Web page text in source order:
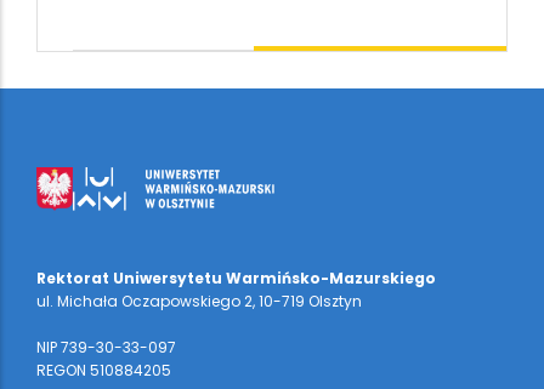
Rektorat Uniwersytetu Warmińsko-Mazurskiego
ul. Michała Oczapowskiego 2, 10-719 Olsztyn
NIP 739-30-33-097
REGON 510884205